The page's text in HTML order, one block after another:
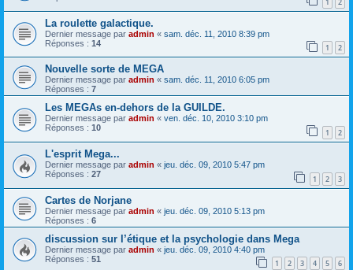
La roulette galactique.
Dernier message par admin « sam. déc. 11, 2010 8:39 pm
Réponses : 14 1 2
Nouvelle sorte de MEGA
Dernier message par admin « sam. déc. 11, 2010 6:05 pm
Réponses : 7
Les MEGAs en-dehors de la GUILDE.
Dernier message par admin « ven. déc. 10, 2010 3:10 pm
Réponses : 10 1 2
L'esprit Mega...
Dernier message par admin « jeu. déc. 09, 2010 5:47 pm
Réponses : 27 1 2 3
Cartes de Norjane
Dernier message par admin « jeu. déc. 09, 2010 5:13 pm
Réponses : 6
discussion sur l’étique et la psychologie dans Mega
Dernier message par admin « jeu. déc. 09, 2010 4:40 pm
Réponses : 51 1 2 3 4 5 6